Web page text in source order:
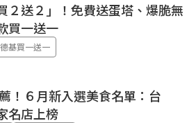
２送２」！免費送蛋塔、爆脆無
買一送一
基買一送一
！６月新入選美食名單：台
名店上榜